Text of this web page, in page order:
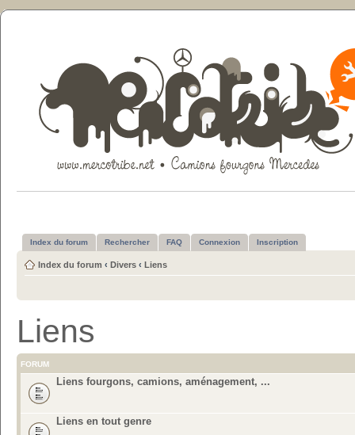
Index du forum Rechercher FAQ Connexion Inscription
Index du forum ‹ Divers ‹ Liens
Liens
FORUM
Liens fourgons, camions, aménagement, ...
Liens en tout genre